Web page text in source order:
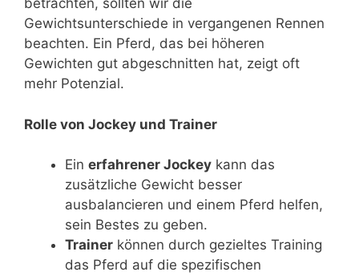
betrachten, sollten wir die
Gewichtsunterschiede in vergangenen Rennen
beachten. Ein Pferd, das bei höheren
Gewichten gut abgeschnitten hat, zeigt oft
mehr Potenzial.
Rolle von Jockey und Trainer
Ein erfahrener Jockey kann das
zusätzliche Gewicht besser
ausbalancieren und einem Pferd helfen,
sein Bestes zu geben.
Trainer können durch gezieltes Training
das Pferd auf die spezifischen